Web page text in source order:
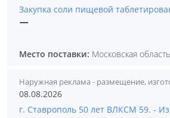
Закупка соли пищевой
—
Место поставки: Московская область
Наружная реклама - размещение,
08.08.2026
г. Ставрополь 50 лет ВЛКСМ 59. -